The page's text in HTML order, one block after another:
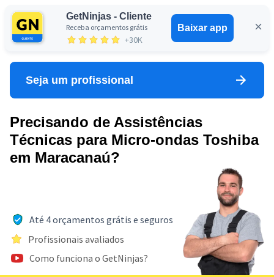
GetNinjas - Cliente
Receba orçamentos grátis
+30K
Baixar app
Entrar
Seja um profissional
Precisando de Assistências
Técnicas para Micro-ondas Toshiba
em Maracanaú?
Até 4 orçamentos grátis e seguros
Profissionais avaliados
Como funciona o GetNinjas?